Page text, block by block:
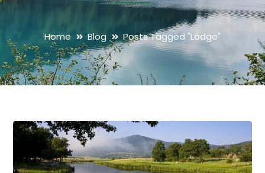
Home Blog Posts Tagged "Lodge"